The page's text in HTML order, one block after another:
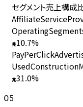
セグメント売上構成
兆10.7%
兆31.0%
05